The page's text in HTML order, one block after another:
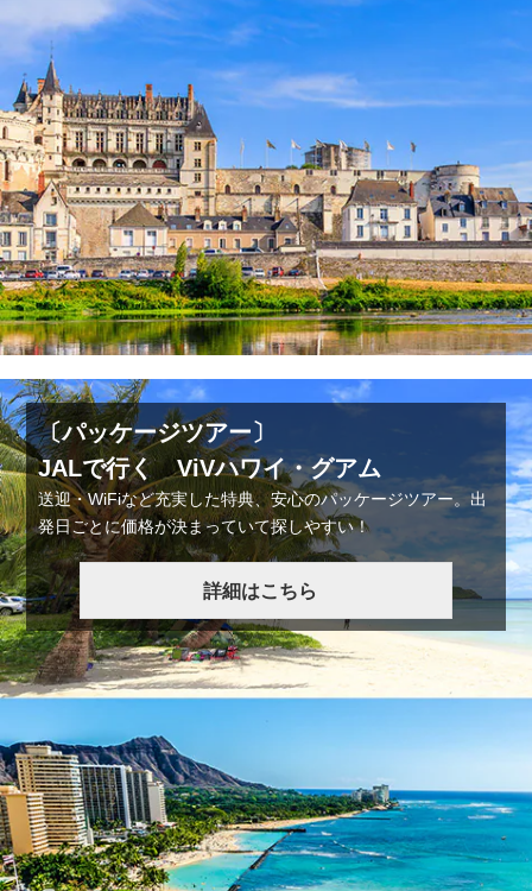
〔パッケージツアー〕
JALで行く ViVハワイ・グアム
送迎・WiFiなど充実した特典、安心のパッケージツアー。出
発日ごとに価格が決まっていて探しやすい！
詳細はこちら